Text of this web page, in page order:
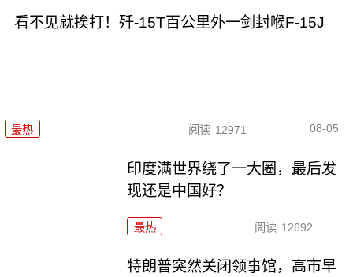
看不见就挨打！歼-15T百公里外一剑封喉F-15J
最热 阅读 12971 08-05
印度满世界绕了一大圈，最后发
现还是中国好？
最热 阅读 12692
特朗普突然关闭领事馆，高市早